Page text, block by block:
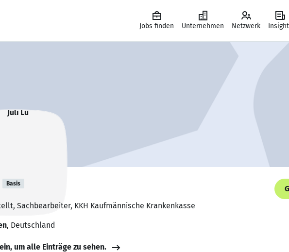
Jobs finden Unternehmen Netzwerk
Basis
Sachbearbeiter, KKH Kaufmännische Krankenkasse
, Deutschland
um alle Einträge zu sehen.